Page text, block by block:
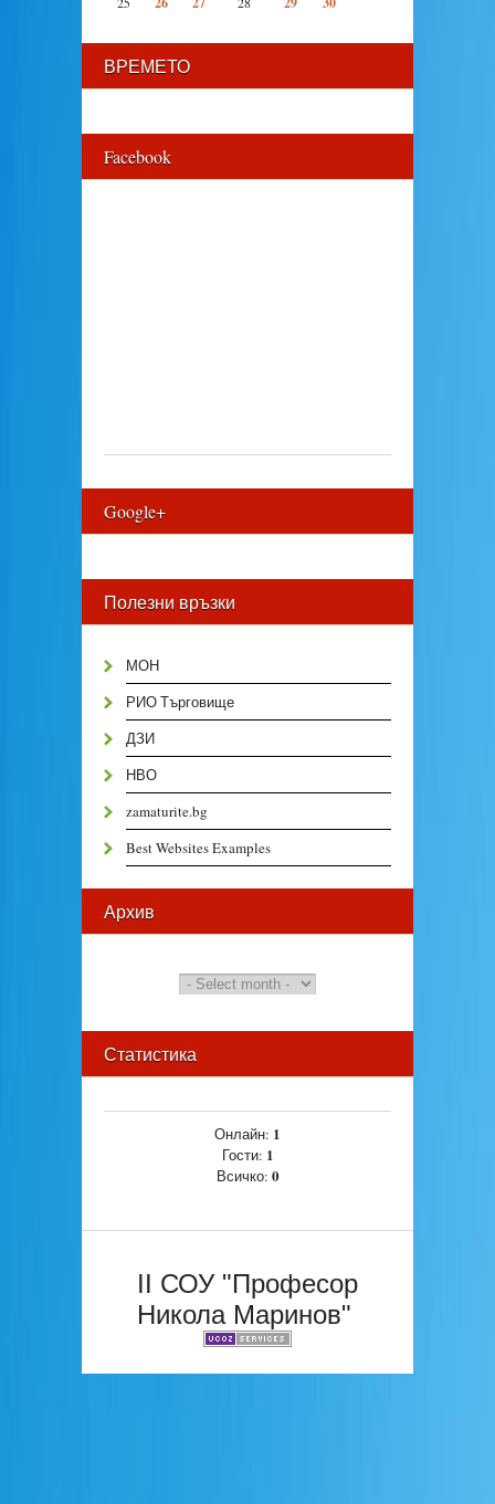
ВРЕМЕТО
Facebook
Google+
Полезни връзки
МОН
РИО Търговище
ДЗИ
НВО
zamaturite.bg
Best Websites Examples
Архив
Статистика
Онлайн: 1
Гости: 1
Всичко: 0
II СОУ "Професор
Никола Маринов"